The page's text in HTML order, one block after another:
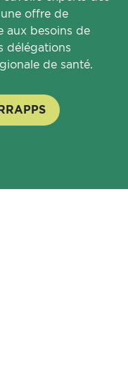
offre de
aux besoins de
délégations
de santé.